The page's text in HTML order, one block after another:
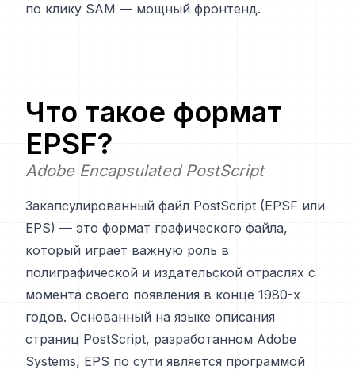
по клику SAM — мощный фронтенд.
Что такое формат
EPSF?
Adobe Encapsulated PostScript
Закапсулированный файл PostScript (EPSF или
EPS) — это формат графического файла,
который играет важную роль в
полиграфической и издательской отраслях с
момента своего появления в конце 1980-х
годов. Основанный на языке описания
страниц PostScript, разработанном Adobe
Systems, EPS по сути является программой